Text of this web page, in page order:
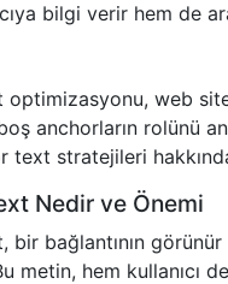
bilgi verir hem de
web
anchorların rolünü
text stratejileri
Nedir ve Önemi
bağlantının görünür
metin, hem kullanıcı